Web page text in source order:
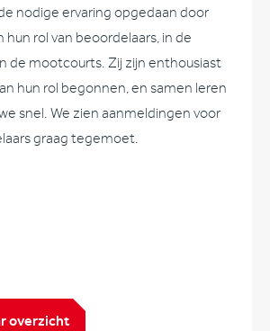
nodige ervaring opgedaan door
hun rol van beoordelaars, in de
de mootcourts. Zij zijn enthousiast
hun rol begonnen, en samen leren
snel. We zien aanmeldingen voor
graag tegemoet.
overzicht